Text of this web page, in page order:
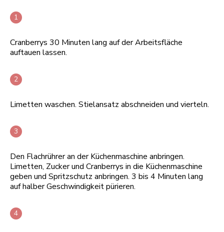
Cranberrys 30 Minuten lang auf der Arbeitsfläche
auftauen lassen.
Limetten waschen. Stielansatz abschneiden und vierteln.
Den Flachrührer an der Küchenmaschine anbringen.
Limetten, Zucker und Cranberrys in die Küchenmaschine
geben und Spritzschutz anbringen. 3 bis 4 Minuten lang
auf halber Geschwindigkeit pürieren.